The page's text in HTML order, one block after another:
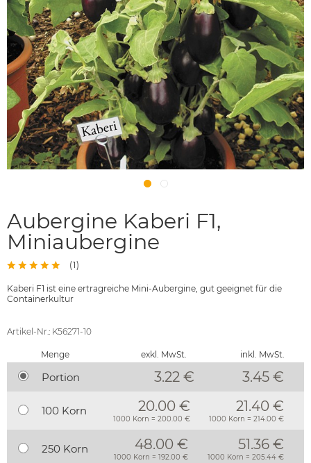
Aubergine Kaberi F1,
Miniaubergine
(1)
Kaberi F1 ist eine ertragreiche Mini-Aubergine, gut geeignet für die
Containerkultur
Artikel-Nr.: K56271-10
Menge exkl. MwSt. inkl. MwSt.
Portion 3.22 € 3.45 €
100 Korn 20.00 €
1000 Korn = 200.00 €
21.40 €
1000 Korn = 214.00 €
250 Korn 48.00 €
1000 Korn = 192.00 €
51.36 €
1000 Korn = 205.44 €